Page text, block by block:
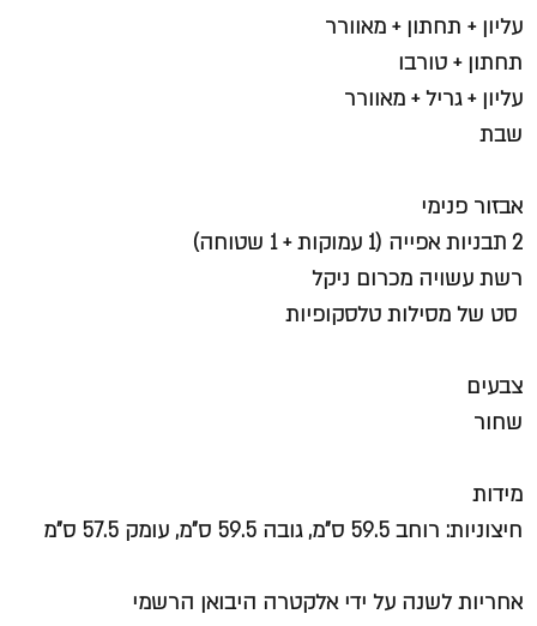
עליון + תחתון + מאוורר
תחתון + טורבו
עליון + גריל + מאוורר
שבת
אבזור פנימי
2 תבניות אפייה (1 עמוקות + 1 שטוחה)
רשת עשויה מכרום ניקל
סט של מסילות טלסקופיות
צבעים
שחור
מידות
חיצוניות: רוחב 59.5 ס"מ, גובה 59.5 ס"מ, עומק 57.5 ס"מ
אחריות לשנה על ידי אלקטרה היבואן הרשמי